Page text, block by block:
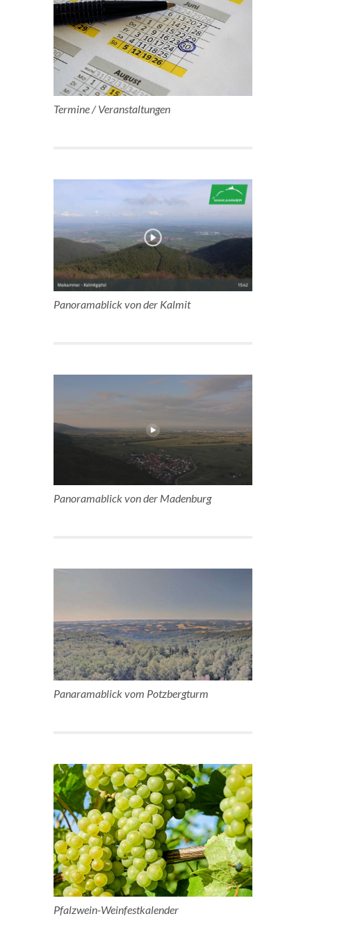
Termine / Veranstaltungen
Panoramablick von der Kalmit
Panoramablick von der Madenburg
Panaramablick vom Potzbergturm
Pfalzwein-Weinfestkalender